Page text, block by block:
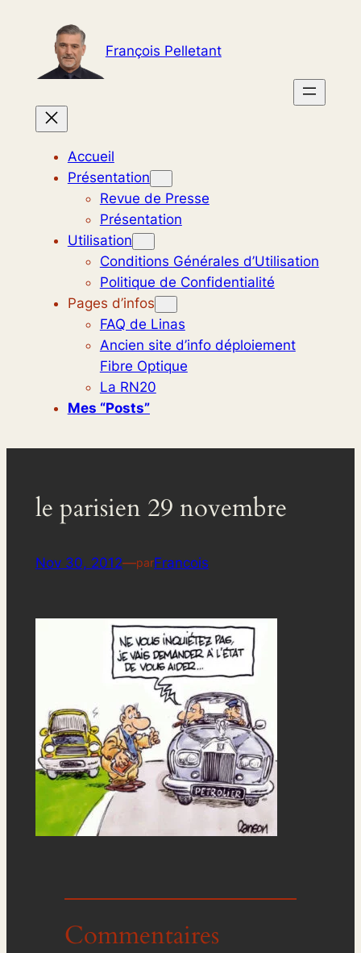
contenu
François Pelletant
Accueil
Présentation
Revue de Presse
Présentation
Utilisation
Conditions Générales d’Utilisation
Politique de Confidentialité
Pages d’infos
FAQ de Linas
Ancien site d’info déploiement
Fibre Optique
La RN20
Mes “posts”
le parisien 29 novembre
Nov 30, 2012—parFrancois
Commentaires